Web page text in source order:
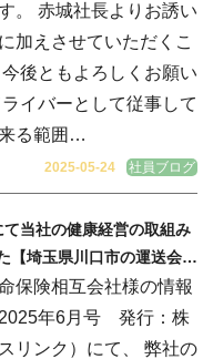
。 赤城社長よりお誘い
加えさせていただくこ
後ともよろしくお願い
イバーとして従事して
る範囲…
2025-05-24 社員ブログ
て当社の健康経営の取組み
【埼玉県川口市の運送会社
保険相互会社様の情報
年6月号 発行：株
リンク）にて、 弊社の